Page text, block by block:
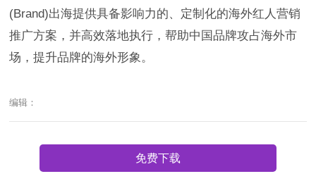
(Brand)出海提供具备影响力的、定制化的海外红人营销
推广方案，并高效落地执行，帮助中国品牌攻占海外市
场，提升品牌的海外形象。
编辑：
免费下载